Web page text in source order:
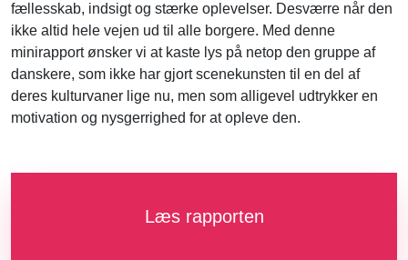
fællesskab, indsigt og stærke oplevelser. Desværre når den
ikke altid hele vejen ud til alle borgere. Med denne
minirapport ønsker vi at kaste lys på netop den gruppe af
danskere, som ikke har gjort scenekunsten til en del af
deres kulturvaner lige nu, men som alligevel udtrykker en
motivation og nysgerrighed for at opleve den.
Læs rapporten